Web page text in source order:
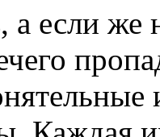
а если же